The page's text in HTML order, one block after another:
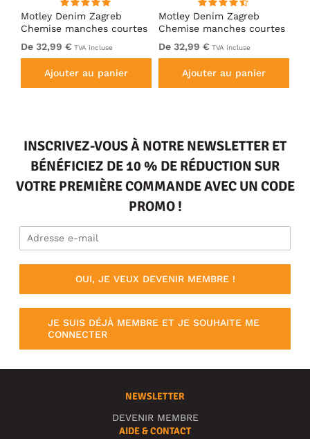
Motley Denim Zagreb
Chemise manches courtes
Noir
De 32,99 € TVA incluse
Ajouter au panier
Motley Denim Zagreb
Chemise manches courtes
Anthracite
De 32,99 € TVA incluse
Ajouter au panier
INSCRIVEZ-VOUS À NOTRE NEWSLETTER ET
BÉNÉFICIEZ DE 10 % DE RÉDUCTION SUR
VOTRE PREMIÈRE COMMANDE AVEC UN CODE
PROMO !
OUI, JE VEUX DEVENIR MEMBRE !
JE SUIS DÉJÀ MEMBRE ET JE SOUHAITE ME
CONNECTER
NEWSLETTER
DEVENIR MEMBRE
AIDE & CONTACT